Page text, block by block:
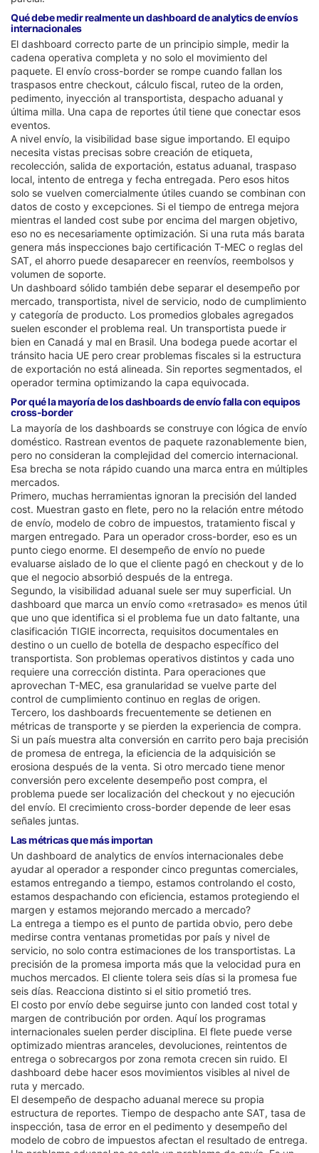
Qué debe medir realmente un dashboard de analytics de envíos
internacionales
El dashboard correcto parte de un principio simple, medir la
cadena operativa completa y no solo el movimiento del
paquete. El envío cross-border se rompe cuando fallan los
traspasos entre checkout, cálculo fiscal, ruteo de la orden,
pedimento, inyección al transportista, despacho aduanal y
última milla. Una capa de reportes útil tiene que conectar esos
eventos.
A nivel envío, la visibilidad base sigue importando. El equipo
necesita vistas precisas sobre creación de etiqueta,
recolección, salida de exportación, estatus aduanal, traspaso
local, intento de entrega y fecha entregada. Pero esos hitos
solo se vuelven comercialmente útiles cuando se combinan con
datos de costo y excepciones. Si el tiempo de entrega mejora
mientras el landed cost sube por encima del margen objetivo,
eso no es necesariamente optimización. Si una ruta más barata
genera más inspecciones bajo certificación T-MEC o reglas del
SAT, el ahorro puede desaparecer en reenvíos, reembolsos y
volumen de soporte.
Un dashboard sólido también debe separar el desempeño por
mercado, transportista, nivel de servicio, nodo de cumplimiento
y categoría de producto. Los promedios globales agregados
suelen esconder el problema real. Un transportista puede ir
bien en Canadá y mal en Brasil. Una bodega puede acortar el
tránsito hacia UE pero crear problemas fiscales si la estructura
de exportación no está alineada. Sin reportes segmentados, el
operador termina optimizando la capa equivocada.
Por qué la mayoría de los dashboards de envío falla con equipos
cross-border
La mayoría de los dashboards se construye con lógica de envío
doméstico. Rastrean eventos de paquete razonablemente bien,
pero no consideran la complejidad del comercio internacional.
Esa brecha se nota rápido cuando una marca entra en múltiples
mercados.
Primero, muchas herramientas ignoran la precisión del landed
cost. Muestran gasto en flete, pero no la relación entre método
de envío, modelo de cobro de impuestos, tratamiento fiscal y
margen entregado. Para un operador cross-border, eso es un
punto ciego enorme. El desempeño de envío no puede
evaluarse aislado de lo que el cliente pagó en checkout y de lo
que el negocio absorbió después de la entrega.
Segundo, la visibilidad aduanal suele ser muy superficial. Un
dashboard que marca un envío como «retrasado» es menos útil
que uno que identifica si el problema fue un dato faltante, una
clasificación TIGIE incorrecta, requisitos documentales en
destino o un cuello de botella de despacho específico del
transportista. Son problemas operativos distintos y cada uno
requiere una corrección distinta. Para operaciones que
aprovechan T-MEC, esa granularidad se vuelve parte del
control de cumplimiento continuo en reglas de origen.
Tercero, los dashboards frecuentemente se detienen en
métricas de transporte y se pierden la experiencia de compra.
Si un país muestra alta conversión en carrito pero baja precisión
de promesa de entrega, la eficiencia de la adquisición se
erosiona después de la venta. Si otro mercado tiene menor
conversión pero excelente desempeño post compra, el
problema puede ser localización del checkout y no ejecución
del envío. El crecimiento cross-border depende de leer esas
señales juntas.
Las métricas que más importan
Un dashboard de analytics de envíos internacionales debe
ayudar al operador a responder cinco preguntas comerciales,
estamos entregando a tiempo, estamos controlando el costo,
estamos despachando con eficiencia, estamos protegiendo el
margen y estamos mejorando mercado a mercado?
La entrega a tiempo es el punto de partida obvio, pero debe
medirse contra ventanas prometidas por país y nivel de
servicio, no solo contra estimaciones de los transportistas. La
precisión de la promesa importa más que la velocidad pura en
muchos mercados. El cliente tolera seis días si la promesa fue
seis días. Reacciona distinto si el sitio prometió tres.
El costo por envío debe seguirse junto con landed cost total y
margen de contribución por orden. Aquí los programas
internacionales suelen perder disciplina. El flete puede verse
optimizado mientras aranceles, devoluciones, reintentos de
entrega o sobrecargos por zona remota crecen sin ruido. El
dashboard debe hacer esos movimientos visibles al nivel de
ruta y mercado.
El desempeño de despacho aduanal merece su propia
estructura de reportes. Tiempo de despacho ante SAT, tasa de
inspección, tasa de error en el pedimento y desempeño del
modelo de cobro de impuestos afectan el resultado de entrega.